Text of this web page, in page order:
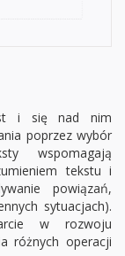
i się nad nim
poprzez wybór
wspomagają
tekstu i
powiązań,
sytuacjach).
w rozwoju
różnych operacji